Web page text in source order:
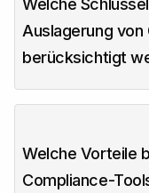
Welche
Auslagerung
berücksichtigt
Welche Vorteile
Compliance-